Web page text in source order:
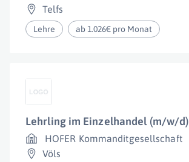
Telfs
Lehre ab 1.026€ pro Monat
Lehrling im Einzelhandel (m/w/d)
HOFER Kommanditgesellschaft
Völs